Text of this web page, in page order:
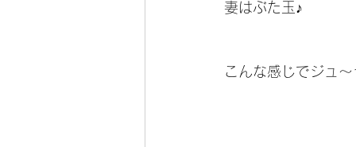
妻はぶた玉♪
こんな感じでジュ